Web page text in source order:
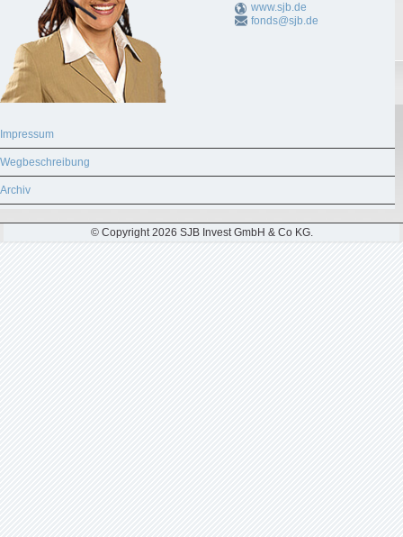
www.sjb.de
fonds@sjb.de
Impressum
Wegbeschreibung
Archiv
© Copyright 2026 SJB Invest GmbH & Co KG.